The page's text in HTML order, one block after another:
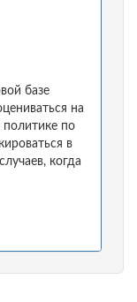
базе
на
политике по
в
когда